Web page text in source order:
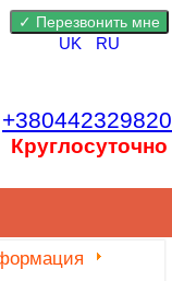
UK RU
+380442329820
Круглосуточно